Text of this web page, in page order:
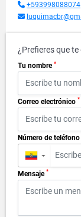
+593998088074
¿Prefieres que
Tu nombre *
Correo electrónico *
Número de teléfono
▼
Mensaje *